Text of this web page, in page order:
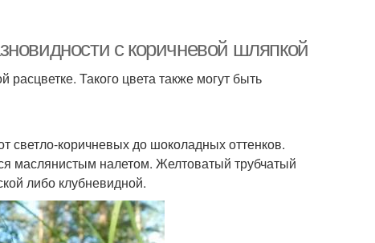
с коричневой шляпкой
Такого цвета также могут быть
коричневых до шоколадных оттенков.
маслянистым налетом. Желтоватый трубчатый
либо клубневидной.